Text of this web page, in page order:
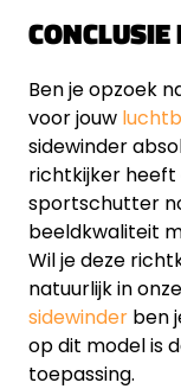
Ben je opzoek
voor jouw
sidewinder
richtkijker heeft
sportschutter
beeldkwaliteit
Wil je deze
natuurlijk in
sidewinder ben
op dit model is
toepassing.